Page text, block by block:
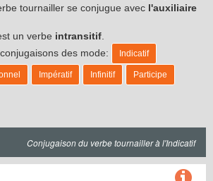
tournailler se conjugue avec l'auxiliaire
un verbe intransitif
des mode:
Indicatif
Impératif Infinitif Participe
Conjugaison du verbe tournailler à l'Indicatif